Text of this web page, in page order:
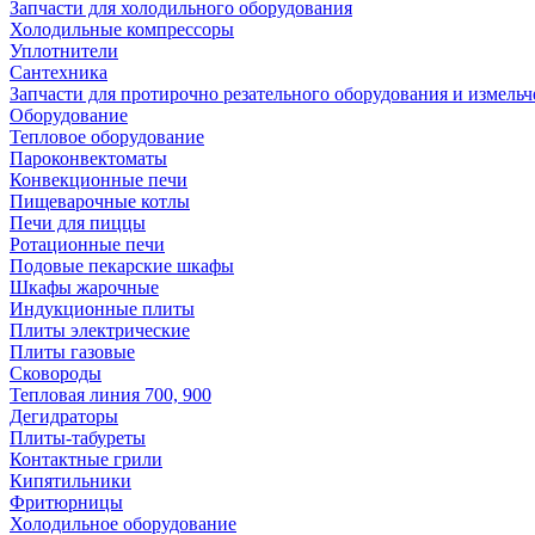
Запчасти для холодильного оборудования
Холодильные компрессоры
Уплотнители
Сантехника
Запчасти для протирочно резательного оборудования и
Оборудование
Тепловое оборудование
Пароконвектоматы
Конвекционные печи
Пищеварочные котлы
Печи для пиццы
Ротационные печи
Подовые пекарские шкафы
Шкафы жарочные
Индукционные плиты
Плиты электрические
Плиты газовые
Сковороды
Тепловая линия 700, 900
Дегидраторы
Плиты-табуреты
Контактные грили
Кипятильники
Фритюрницы
Холодильное оборудование